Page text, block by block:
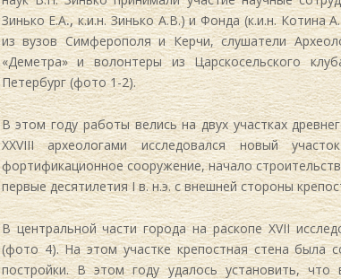
Зинько Е.А.,к.и.н. Зинько А.В.) и Фонда (к.и.н. Котина
из вузов Симферополя и Керчи, слушатели
«Деметра» и волонтеры из Царскосельского
Петербург (фото 1-2).
В этом году работы велись на двух участках
XXVIII археологами исследовался новый
фортификационное сооружение, начало
первые десятилетия I в. н.э. с внешней стороны
В центральной части города на раскопе XVII
(фото 4). На этом участке крепостная стена была
постройки. В этом году удалось установить,